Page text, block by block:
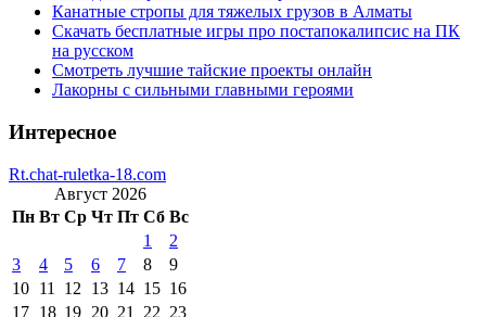
Канатные стропы для тяжелых грузов в Алматы
Скачать бесплатные игры про постапокалипсис на ПК
на русском
Смотреть лучшие тайские проекты онлайн
Лакорны с сильными главными героями
Интересное
Rt.chat-ruletka-18.com
Август 2026
Пн Вт Ср Чт Пт Сб Вс
1
2
3
4 5 6 7 8
9
10 11 12 13 14 15 16
17 18 19 20 21 22 23